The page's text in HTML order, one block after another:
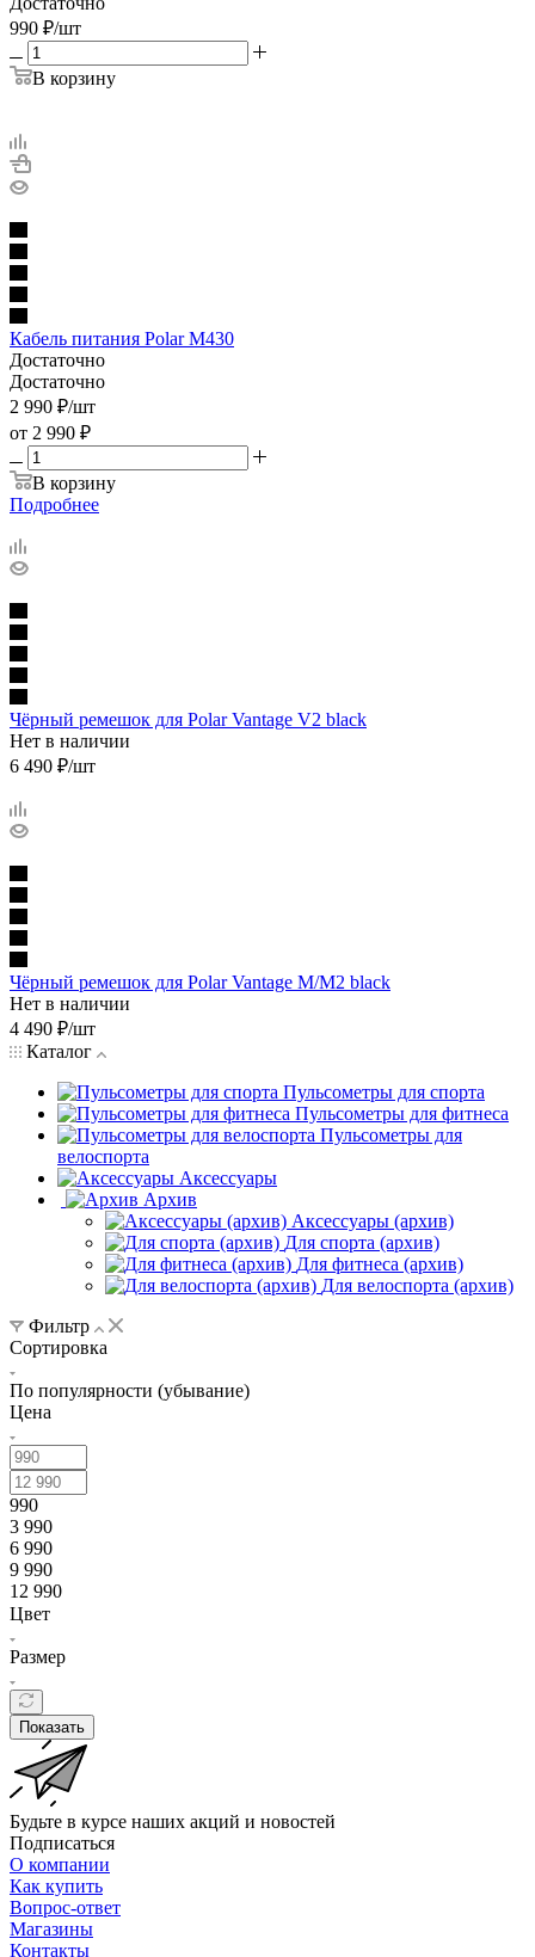
990 ₽/шт
В корзину
Кабель питания Polar М430
Достаточно
Достаточно
2 990 ₽/шт
от 2 990 ₽
В корзину
Подробнее
Чёрный ремешок для Polar Vantage V2 black
Нет в наличии
6 490 ₽/шт
Чёрный ремешок для Polar Vantage M/M2 black
Нет в наличии
4 490 ₽/шт
Каталог
Пульсометры для спорта
Пульсометры для фитнеса
Пульсометры для
велоспорта
Аксессуары
Архив
Аксессуары (архив)
Для спорта (архив)
Для фитнеса (архив)
Для велоспорта (архив)
Фильтр
Сортировка
По популярности (убывание)
Цена
990
3 990
6 990
9 990
12 990
Цвет
Размер
Показать
Будьте в курсе наших акций и новостей
Подписаться
О компании
Как купить
Вопрос-ответ
Магазины
Контакты